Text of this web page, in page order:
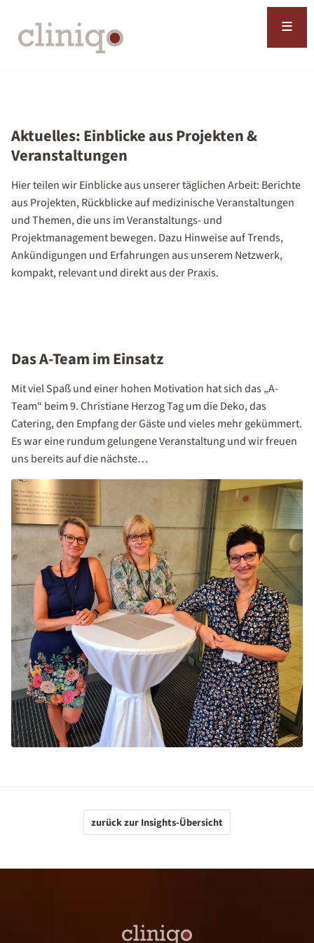
≡
Aktuelles: Einblicke aus Projekten &
Veranstaltungen
Hier teilen wir Einblicke aus unserer täglichen Arbeit: Berichte
aus Projekten, Rückblicke auf medizinische Veranstaltungen
und Themen, die uns im Veranstaltungs- und
Projektmanagement bewegen. Dazu Hinweise auf Trends,
Ankündigungen und Erfahrungen aus unserem Netzwerk,
kompakt, relevant und direkt aus der Praxis.
Das A-Team im Einsatz
Mit viel Spaß und einer hohen Motivation hat sich das „A-
Team“ beim 9. Christiane Herzog Tag um die Deko, das
Catering, den Empfang der Gäste und vieles mehr gekümmert.
Es war eine rundum gelungene Veranstaltung und wir freuen
uns bereits auf die nächste…
zurück zur Insights-Übersicht